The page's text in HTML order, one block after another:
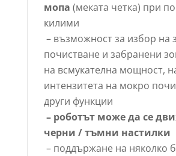
мопа (меката четка) при
килими
– възможност за избор на
почистване и забранени
на всмукателна мощност,
интензитета на мокро
други функции
– роботът може да се
черни / тъмни настилки
– поддържане на няколко